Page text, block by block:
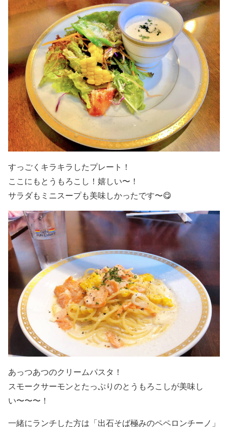
すっごくキラキラしたプレート！
ここにもとうもろこし！嬉しい〜！
サラダもミニスープも美味しかったです〜😋
あっつあつのクリームパスタ！
スモークサーモンとたっぷりのとうもろこしが美味し
い〜〜〜！
一緒にランチした方は 「出石そば極みのペペロンチーノ」